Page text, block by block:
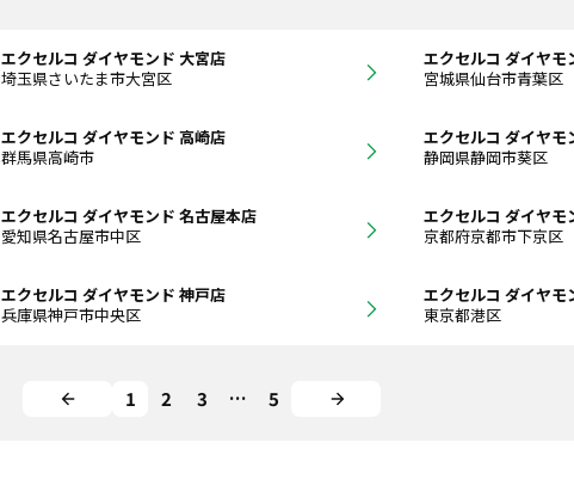
エクセルコ ダイヤモンド 大宮店
埼玉県さいたま市大宮区
エクセルコ ダイヤモ
宮城県仙台市青葉区
エクセルコ ダイヤモンド 高崎店
群馬県高崎市
エクセルコ ダイヤモ
静岡県静岡市葵区
エクセルコ ダイヤモンド 名古屋本店
愛知県名古屋市中区
エクセルコ ダイヤモ
京都府京都市下京区
エクセルコ ダイヤモンド 神戸店
兵庫県神戸市中央区
エクセルコ ダイヤモ
東京都港区
1 2 3 … 5